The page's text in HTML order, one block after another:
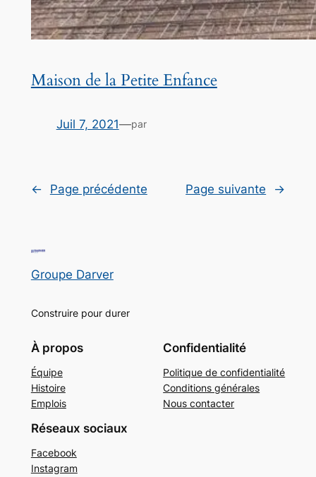
Maison de la Petite Enfance
Juil 7, 2021—par
← Page précédente Page suivante →
Groupe Darver
Construire pour durer
À propos
Équipe
Histoire
Emplois
Confidentialité
Politique de confidentialité
Conditions générales
Nous contacter
Réseaux sociaux
Facebook
Instagram